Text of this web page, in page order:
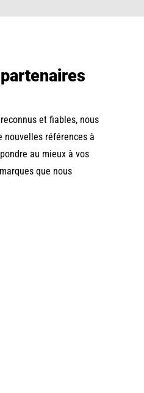
et fiables, nous
nouvelles références à
au mieux à vos
que nous